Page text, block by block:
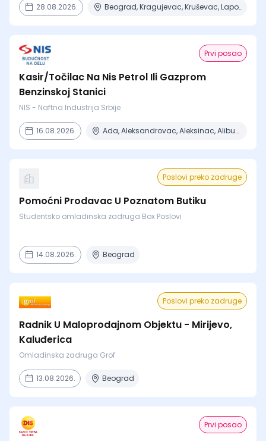
28.08.2026. Beograd, Kragujevac, Kruševac, Lapovo, Niš + 4 mesta
Prvi posao
Kasir/Točilac Na Nis Petrol Ili Gazprom
Benzinskoj Stanici
NIS - Naftna Industrija Srbije
16.08.2026. Ada, Aleksandrovac, Aleksinac, Alibunar, Apatin + 206 mesta
Poslovi preko zadruge
Pomoćni Prodavac U Poznatom Butiku
Studentsko omladinska zadruga Box Poslovi
14.08.2026. Beograd
Poslovi preko zadruge
Radnik U Maloprodajnom Objektu - Mirijevo,
Kaluđerica
Omladinska zadruga Grof
13.08.2026. Beograd
Prvi posao